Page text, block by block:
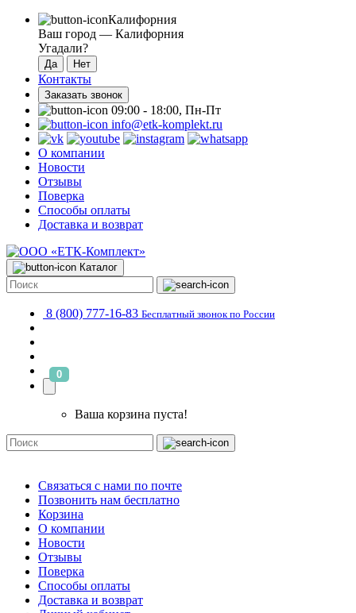
Калифорния
Ваш город — Калифорния
Угадали?
Контакты
Заказать звонок
09:00 - 18:00, Пн-Пт
info@etk-komplekt.ru
О компании
Новости
Отзывы
Поверка
Способы оплаты
Доставка и возврат
Каталог
8 (800) 777-16-83 Бесплатный звонок по России
0
Ваша корзина пуста!
Связаться с нами по почте
Позвонить нам бесплатно
Корзина
О компании
Новости
Отзывы
Поверка
Способы оплаты
Доставка и возврат